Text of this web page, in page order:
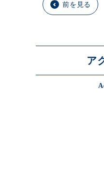
前を見る
ア